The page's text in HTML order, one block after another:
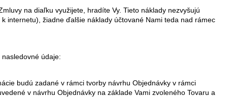
na diaľku využijete, hradíte Vy. Tieto náklady nezvyšujú
internetu), žiadne ďalšie náklady účtované Nami teda nad rámec
údaje:
budú zadané v rámci tvorby návrhu Objednávky v rámci
v návrhu Objednávky na základe Vami zvoleného Tovaru a